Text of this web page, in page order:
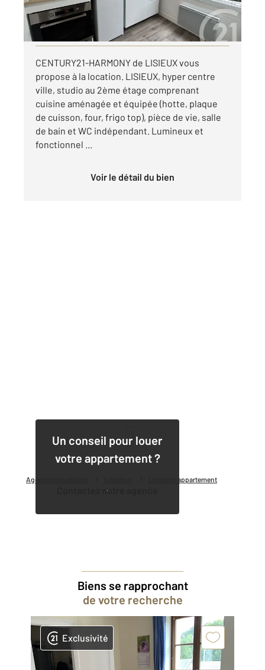
Agence immobilière Location appartement
par mois charges comprises
Visiter le site dédié
CENTURY21-HARMONY de LISIEUX vous
propose à la location. LISIEUX, hyper centre
ville, studio au 2ème étage comprenant
cuisine aménagée et équipée (hotte, plaque
de cuisson, four, frigo top), pièce de vie, salle
de bain et WC indépendant. Lumineux et
fonctionnel ...
Voir le détail du bien
Un conseil pour louer
votre appartement ?
Contactez notre agence
1
Biens se rapprochant
de votre recherche
Exclusivité